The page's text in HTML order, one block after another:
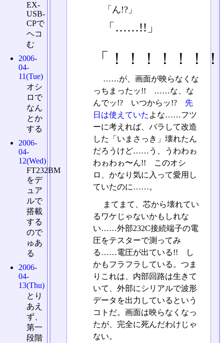
「ん!?」
「……!!」
「！！！！！！
……が、画面が映らなくな
っちまったッ!! ……な、な
んでッ!? いつからッ!? 先
日は使えていた よな……フツ
ーに考えれば、バラして改造
した「いまさっき」壊れたん
だろうけど……う、うわわゎ
わゎわゎ〜ん!! このオシ
ロ、かなり気に入って愛用し
ていたのに……。
まてまて、芯から壊れてい
るワケじゃないかもしれな
い……外部232C接続端子の電
圧をテスターで測ってみ
る……電圧が出ている!! し
かもフラフラしている。つま
りこれは、内部回路は生きて
いて、外部にシリアルで波形
データを出力しているという
コトだ。画面は映らなくなっ
たが、完全に死んだわけじゃ
ない。
EX-
USB-
CPで
ヘコ
む
2006-
04-
11(Tue)
オシ
ロで
なん
とか
する
2006-
04-
12(Wed)
FT232BM
をデ
ュア
ルで
搭載
する
ので
ゅあ
る
2006-
04-
13(Thu)
とり
あえ
ず、
第一
段階